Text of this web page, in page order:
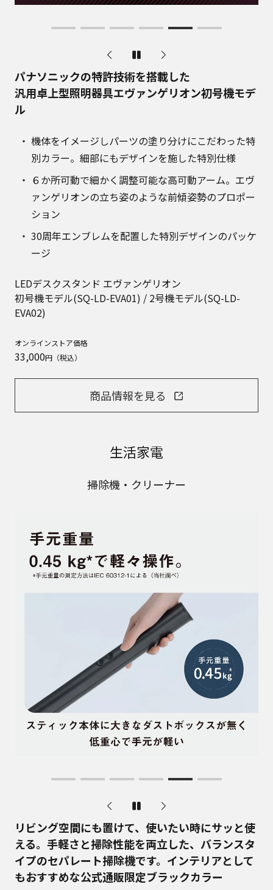
パナソニックの特許技術を搭載した
汎用卓上型照明器具エヴァンゲリオン初号機モデ
ル
機体をイメージし​パーツの塗り分けに​こだわった特
別カラー​。細部にもデザインを施した特別仕様​
６か所可動で細かく調整可能な高可動アーム​。エヴ
ァンゲリオンの立ち姿のような​前傾姿勢のプロポー
ション​
30周年エンブレムを配置した特別デザインのパッケ
ージ
LEDデスクスタンド エヴァンゲリオン
初号機モデル(SQ-LD-EVA01) / 2号機モデル(SQ-LD-
EVA02)
オンラインストア価格
33,000円（税込）
商品情報を見る
生活家電
掃除機・クリーナー
リビング空間にも置けて、使いたい時にサッと使
える。手軽さと掃除性能を両立した、バランスタ
イプのセパレート掃除機です。インテリアとして
もおすすめな公式通販限定ブラックカラー